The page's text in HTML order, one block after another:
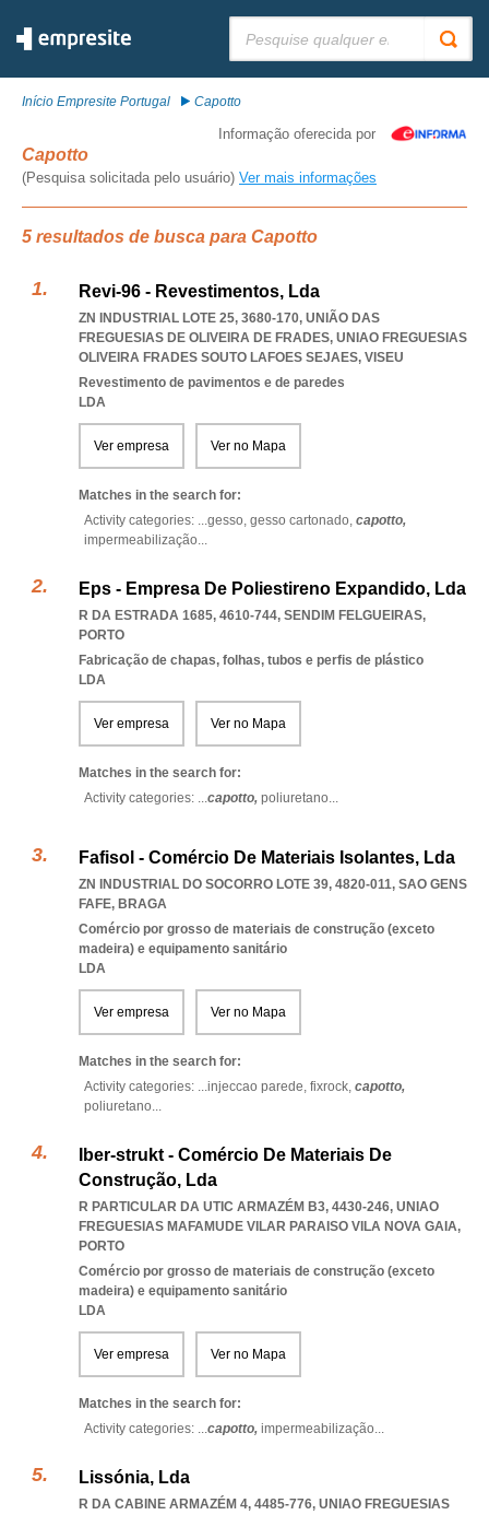
Início Empresite Portugal Capotto
Informação oferecida por
Capotto
(Pesquisa solicitada pelo usuário) Ver mais informações
5 resultados de busca para Capotto
Revi-96 - Revestimentos, Lda
ZN INDUSTRIAL LOTE 25, 3680-170, UNIÃO DAS
FREGUESIAS DE OLIVEIRA DE FRADES, UNIAO FREGUESIAS
OLIVEIRA FRADES SOUTO LAFOES SEJAES, VISEU
Revestimento de pavimentos e de paredes
LDA
Ver empresa Ver no Mapa
Matches in the search for:
Activity categories: ...gesso, gesso cartonado, capotto,
impermeabilização...
Eps - Empresa De Poliestireno Expandido, Lda
R DA ESTRADA 1685, 4610-744, SENDIM FELGUEIRAS,
PORTO
Fabricação de chapas, folhas, tubos e perfis de plástico
LDA
Ver empresa Ver no Mapa
Matches in the search for:
Activity categories: ...capotto, poliuretano...
Fafisol - Comércio De Materiais Isolantes, Lda
ZN INDUSTRIAL DO SOCORRO LOTE 39, 4820-011, SAO GENS
FAFE, BRAGA
Comércio por grosso de materiais de construção (exceto
madeira) e equipamento sanitário
LDA
Ver empresa Ver no Mapa
Matches in the search for:
Activity categories: ...injeccao parede, fixrock, capotto,
poliuretano...
Iber-strukt - Comércio De Materiais De
Construção, Lda
R PARTICULAR DA UTIC ARMAZÉM B3, 4430-246, UNIAO
FREGUESIAS MAFAMUDE VILAR PARAISO VILA NOVA GAIA,
PORTO
Comércio por grosso de materiais de construção (exceto
madeira) e equipamento sanitário
LDA
Ver empresa Ver no Mapa
Matches in the search for:
Activity categories: ...capotto, impermeabilização...
Lissónia, Lda
R DA CABINE ARMAZÉM 4, 4485-776, UNIAO FREGUESIAS